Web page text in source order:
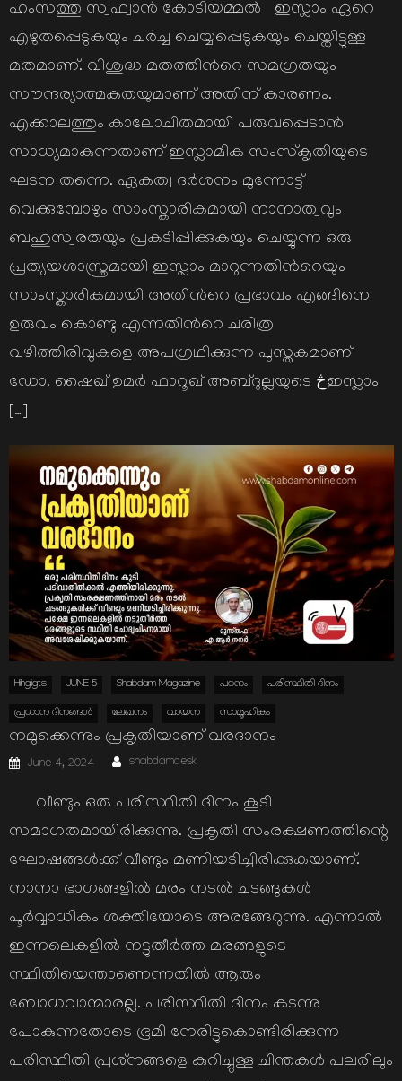
ഹംസത്തു സ്വഫ്വാന്‍ കോടിയമ്മല്‍ ഇസ്ലാം ഏറെ
എഴുതപ്പെടുകയും ചര്‍ച്ച ചെയ്യപ്പെടുകയും ചെയ്തിട്ടുള്ള
മതമാണ്. വിശുദ്ധ മതത്തിന്‍റെ സമഗ്രതയും
സൗന്ദര്യാത്മകതയുമാണ് അതിന് കാരണം.
എക്കാലത്തും കാലോചിതമായി പരുവപ്പെടാന്‍
സാധ്യമാകുന്നതാണ് ഇസ്ലാമിക സംസ്കൃതിയുടെ
ഘടന തന്നെ. ഏകത്വ ദര്‍ശനം മുന്നോട്ട്
വെക്കുമ്പോഴും സാംസ്കാരികമായി നാനാത്വവും
ബഹുസ്വരതയും പ്രകടിപ്പിക്കുകയും ചെയ്യുന്ന ഒരു
പ്രത്യയശാസ്ത്രമായി ഇസ്ലാം മാറുന്നതിന്‍റെയും
സാംസ്കാരികമായി അതിന്‍റെ പ്രഭാവം എങ്ങിനെ
ഉരുവം കൊണ്ടു എന്നതിന്‍റെ ചരിത്ര
വഴിത്തിരിവുകളെ അപഗ്രഥിക്കുന്ന പുസ്തകമാണ്
ഡോ. ഷൈഖ് ഉമര്‍ ഫാറൂഖ് അബ്ദുല്ലയുടെ څഇസ്ലാം
[…]
Hihgligts JUNE 5 Shabdam Magazine പഠനം പരിസ്ഥിതി ദിനം
പ്രധാന ദിനങ്ങള്‍ ലേഖനം വായന സാമൂഹികം
നമുക്കെന്നും പ്രകൃതിയാണ് വരദാനം
Posted
on
June 4, 2024 Author
shabdamdesk
വീണ്ടും ഒരു പരിസ്ഥിതി ദിനം കൂടി
സമാഗതമായിരിക്കുന്നു. പ്രകൃതി സംരക്ഷണത്തിന്റെ
ഘോഷങ്ങള്‍ക്ക് വീണ്ടും മണിയടിച്ചിരിക്കുകയാണ്.
നാനാ ഭാഗങ്ങളില്‍ മരം നടല്‍ ചടങ്ങുകള്‍
പൂര്‍വ്വാധികം ശക്തിയോടെ അരങ്ങേറുന്നു. എന്നാല്‍
ഇന്നലെകളില്‍ നട്ടുതീര്‍ത്ത മരങ്ങളുടെ
സ്ഥിതിയെന്താണെന്നതില്‍ ആരും
ബോധവാന്മാരല്ല. പരിസ്ഥിതി ദിനം കടന്നു
പോകുന്നതോടെ ഭൂമി നേരിട്ടുകൊണ്ടിരിക്കുന്ന
പരിസ്ഥിതി പ്രശ്‌നങ്ങളെ കുറിച്ചുള്ള ചിന്തകള്‍ പലരിലും